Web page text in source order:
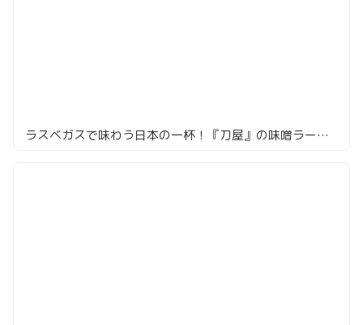
ラスベガスで味わう日本の一杯！『刀屋』の味噌ラーメンを食べてみた